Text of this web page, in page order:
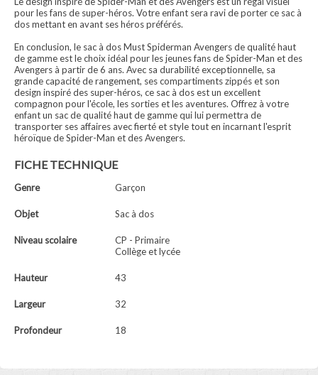
pour les fans de super-héros. Votre enfant sera ravi de porter ce sac à
dos mettant en avant ses héros préférés.
En conclusion, le sac à dos Must Spiderman Avengers de qualité haut
de gamme est le choix idéal pour les jeunes fans de Spider-Man et des
Avengers à partir de 6 ans. Avec sa durabilité exceptionnelle, sa
grande capacité de rangement, ses compartiments zippés et son
design inspiré des super-héros, ce sac à dos est un excellent
compagnon pour l'école, les sorties et les aventures. Offrez à votre
enfant un sac de qualité haut de gamme qui lui permettra de
transporter ses affaires avec fierté et style tout en incarnant l'esprit
héroïque de Spider-Man et des Avengers.
FICHE TECHNIQUE
Genre Garçon
Objet Sac à dos
Niveau scolaire
CP - Primaire
Collège et lycée
Hauteur 43
Largeur 32
Profondeur 18